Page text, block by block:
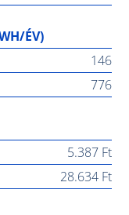
ÉV)
146
776
5.387 Ft
28.634 Ft